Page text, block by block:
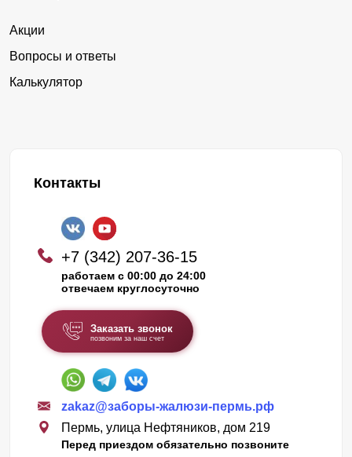
Акции
Вопросы и ответы
Калькулятор
Контакты
+7 (342) 207-36-15
работаем с 00:00 до 24:00
отвечаем круглосуточно
Заказать звонок
позвоним за наш счет
zakaz@заборы-жалюзи-пермь.рф
Пермь, улица Нефтяников, дом 219
Перед приездом обязательно позвоните